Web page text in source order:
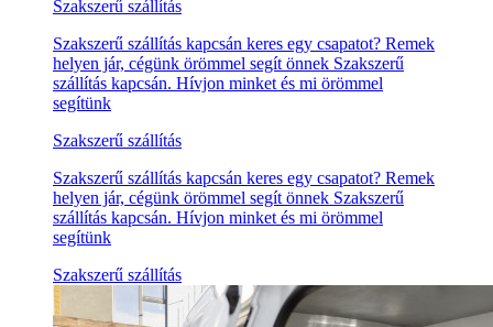
Szakszerű szállítás
Szakszerű szállítás kapcsán keres egy csapatot? Remek
helyen jár, cégünk örömmel segít önnek Szakszerű
szállítás kapcsán. Hívjon minket és mi örömmel
segítünk
Szakszerű szállítás
Szakszerű szállítás kapcsán keres egy csapatot? Remek
helyen jár, cégünk örömmel segít önnek Szakszerű
szállítás kapcsán. Hívjon minket és mi örömmel
segítünk
Szakszerű szállítás